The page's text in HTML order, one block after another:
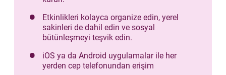
Etkinlikleri kolayca organize edin, yerel
sakinleri de dahil edin ve sosyal
bütünleşmeyi teşvik edin.
iOS ya da Android uygulamalar ile her
yerden cep telefonundan erişim